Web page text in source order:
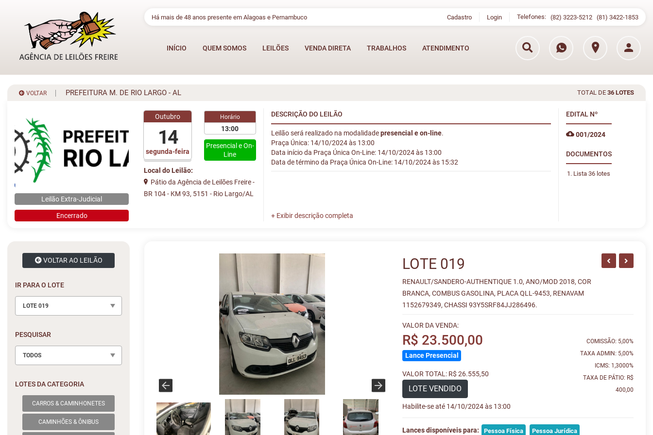
Há mais de 48 anos presente em Alagoas e Pernambuco Cadastro Login Telefones: (82) 3223-5212 (81) 3422-1853
INÍCIO QUEM SOMOS LEILÕES VENDA DIRETA TRABALHOS ATENDIMENTO
VOLTAR PREFEITURA M. DE RIO LARGO - AL TOTAL DE 36 LOTES
Leilão Extra-Judicial
Encerrado
segunda-feira
Outubro
14
Horário
13:00
Presencial e On-
Line
Local do Leilão:
Pátio da Agência de Leilões Freire -
BR 104 - KM 93, 5151 - Rio Largo/AL
DESCRIÇÃO DO LEILÃO
Leilão será realizado na modalidadepresencial e on-line.
Praça Única: 14/10/2024 às 13:00
Data início da Praça Única On-Line: 14/10/2024 às 13:00
Data de término da Praça Única On-Line: 14/10/2024 às 15:32
EDITAL Nº
001/2024
DOCUMENTOS
Lista 36 lotes
VOLTAR AO LEILÃO
IR PARA O LOTE
LOTE 019
PESQUISAR
TODOS
LOTES DA CATEGORIA
CARROS & CAMINHONETES
CAMINHÕES & ÔNIBUS
LOTE 019
RENAULT/SANDERO-AUTHENTIQUE 1.0, ANO/MOD 2018, COR
BRANCA, COMBUS GASOLINA, PLACA QLL-9453, RENAVAM
1152679349, CHASSI 93Y5SRF84JJ286496.
VALOR DA VENDA:
R$ 23.500,00
Lance Presencial
VALOR TOTAL: R$ 26.555,50
LOTE VENDIDO
Habilite-se até 14/10/2024 às 13:00
COMISSÃO: 5,00%
TAXA ADMIN: 5,00%
ICMS: 1,3000%
TAXA DE PÁTIO: R$
400,00
Lances disponíveis para: Pessoa Física Pessoa Jurídica